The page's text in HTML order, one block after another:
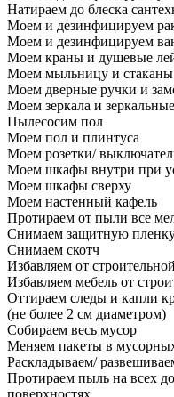
Натираем до блеска
Моем и дезинфицируем
Моем и дезинфицируем
Моем краны и душевые
Моем мыльницу и
Моем дверные ручки и
Моем зеркала и
Пылесосим пол
Моем пол и плинтуса
Моем розетки/
Моем шкафы внутри при
Моем шкафы сверху
Моем настенный кафель
Протираем от пыли все
Снимаем защитную
Снимаем скотч
Избавляем от
Избавляем мебель от
Оттираем следы и капли
(не более 2 см диаметром)
Собираем весь мусор
Меняем пакеты в
Раскладываем/
Протираем пыль на всех
поверхностях